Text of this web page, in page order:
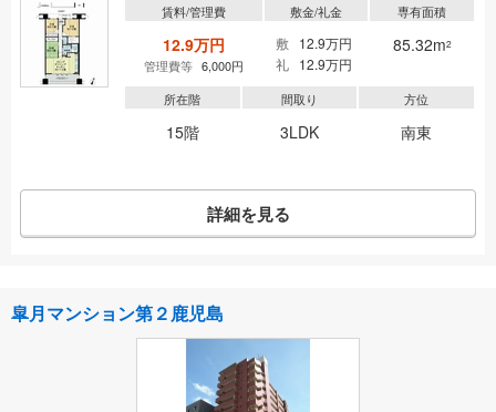
賃料/管理費
12.9万円
管理費等 6,000円
敷金/礼金
敷
12.9万円
礼
12.9万円
専有面積
85.32m2
所在階
15階
間取り
3LDK
方位
南東
詳細を見る
皐月マンション第２鹿児島